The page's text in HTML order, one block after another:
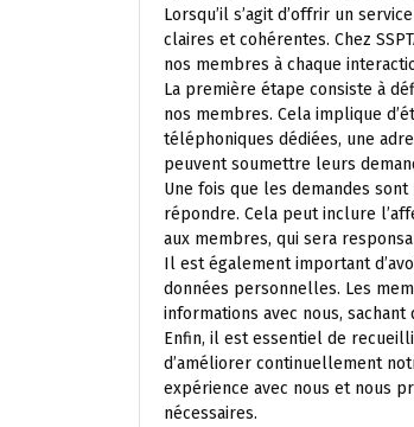
Lorsqu’il s’agit d’offrir un
claires et cohérentes. Chez
nos membres à chaque
La première étape consiste à
nos membres. Cela implique
téléphoniques dédiées, une
peuvent soumettre leurs
Une fois que les demandes
répondre. Cela peut inclure
aux membres, qui sera
Il est également important
données personnelles. Les
informations avec nous,
Enfin, il est essentiel de
d’améliorer continuellement
expérience avec nous et nous
nécessaires.